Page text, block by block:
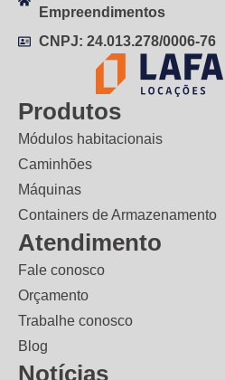
Empreendimentos
CNPJ: 24.013.278/0006-76
Produtos
Módulos habitacionais
Caminhões
Máquinas
Containers de Armazenamento
Atendimento
Fale conosco
Orçamento
Trabalhe conosco
Blog
Notícias